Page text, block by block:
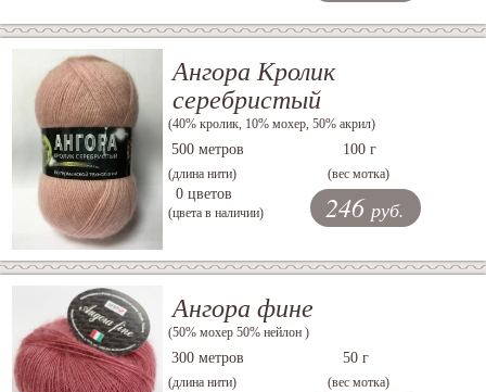
Ангора Кролик
серебристый
(40% кролик, 10% мохер, 50% акрил)
500 метров
(длина нити)
100 г
(вес мотка)
0 цветов
(цвета в наличии) 246 руб.
Ангора фине
(50% мохер 50% нейлон )
300 метров
(длина нити)
50 г
(вес мотка)